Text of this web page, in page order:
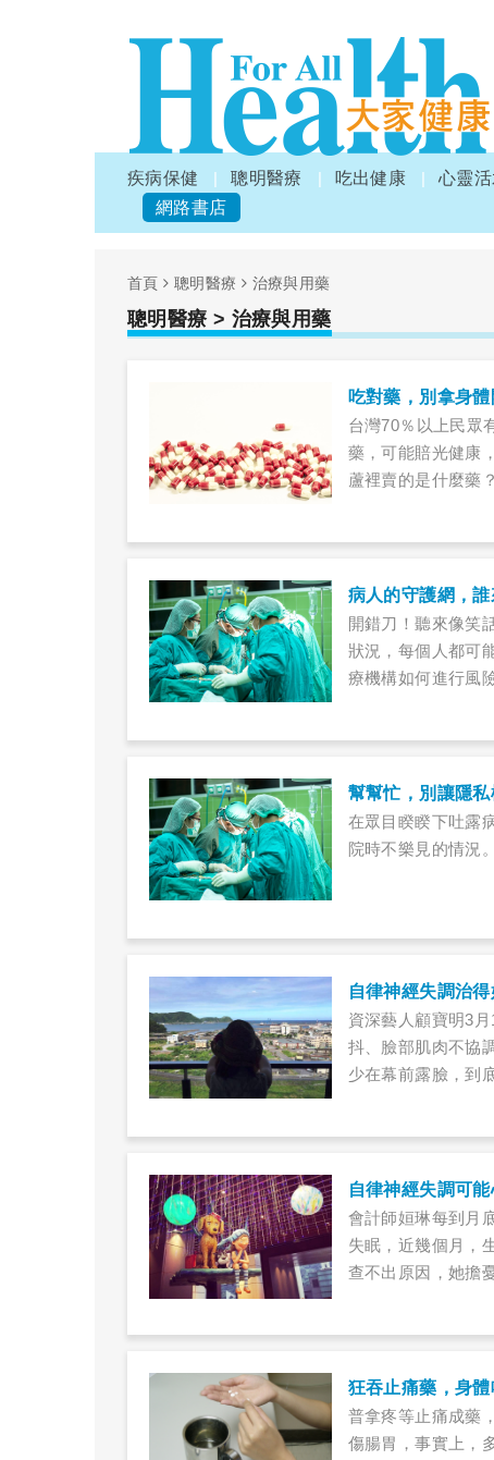
疾病保健 聰明醫療 吃出健康 心靈活
網路書店
首頁 聰明醫療 治療與用藥
聰明醫療 > 治療與用藥
吃對藥，別拿身
台灣70％以上民眾
藥，可能賠光健康
蘆裡賣的是什麼藥？
病人的守護網，誰
開錯刀！聽來像笑
狀況，每個人都可
療機構如何進行風
幫幫忙，別讓隱私
在眾目睽睽下吐露
院時不樂見的情況
自律神經失調治
資深藝人顧寶明3
抖、臉部肌肉不協
少在幕前露臉，到
會計師姮琳每到月
失眠，近幾個月，
查不出原因，她擔
狂吞止痛藥，身體
普拿疼等止痛成藥
傷腸胃，事實上，